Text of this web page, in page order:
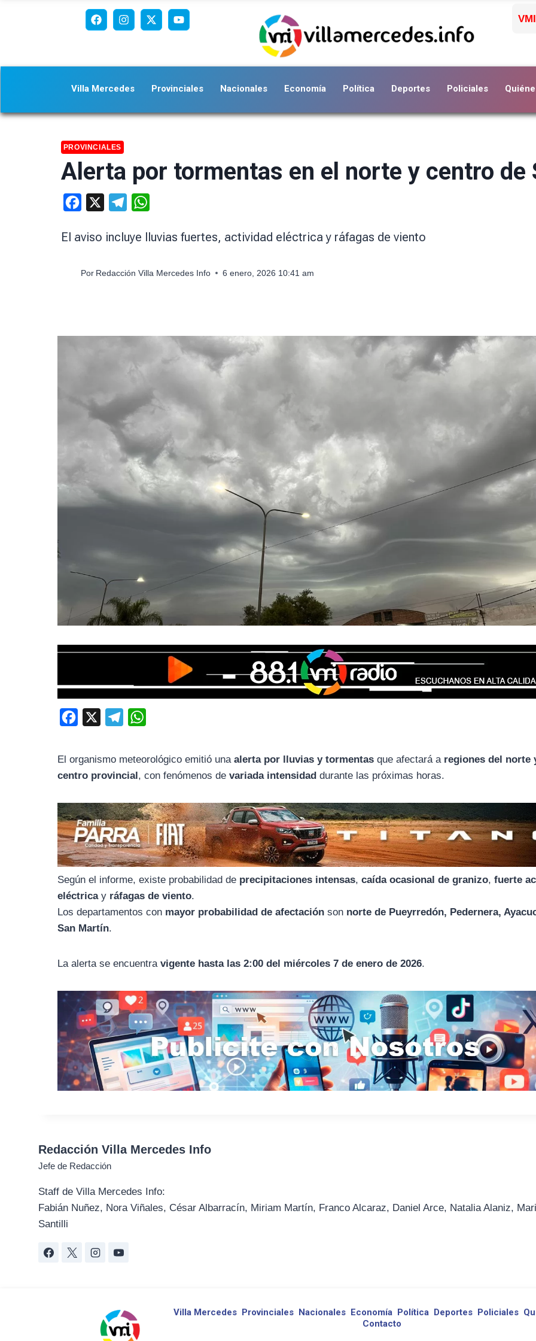
Villa Mercedes Provinciales Nacionales Economía Política Deportes Policiales
PROVINCIALES
Alerta por tormentas en el norte y centro de
Facebook Telegram
El aviso incluye lluvias fuertes, actividad eléctrica y ráfagas de viento
Por Redacción Villa Mercedes Info 6 enero, 2026 10:41 am
o
o
k
e
r
a
m
A
p
p
El organismo meteorológico emitió unaalerta por lluvias y tormentas que afectará a regiones del norte
centro provincial , con fenómenos devariada intensidad durante las próximas horas.
Según el informe, existe probabilidad de precipitaciones intensas,caída ocasional de granizo,fuerte
eléctricay ráfagas de viento.
Los departamentos con mayor probabilidad de afectación son norte de Pueyrredón, Pedernera,
San Martín.
La alerta se encuentravigente hasta las 2:00 del miércoles 7 de enero de 2026.
Redacción Villa Mercedes Info
Jefe de Redacción
Staff de Villa Mercedes Info:
Fabián Nuñez, Nora Viñales, César Albarracín, Miriam Martín, Franco Alcaraz, Daniel Arce, Natalia Alaniz,
Santilli
Villa Mercedes Provinciales Nacionales Economía Política Deportes Policiales
Contacto